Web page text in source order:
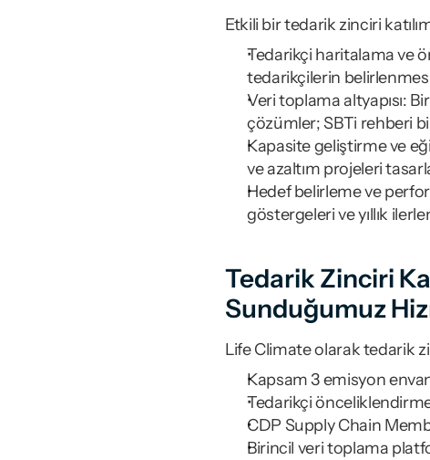
Etkili bir tedarik zinciri
Tedarikçi haritalama ve
tedarikçilerin
Veri toplama altyapısı:
çözümler; SBTi rehberi
Kapasite geliştirme ve
ve azaltım projeleri
Hedef belirleme ve
göstergeleri ve yıllık
Tedarik Zinciri
Sunduğumuz
Life Climate olarak tedarik
Kapsam 3 emisyon
Tedarikçi
CDP Supply Chain
Birincil veri toplama